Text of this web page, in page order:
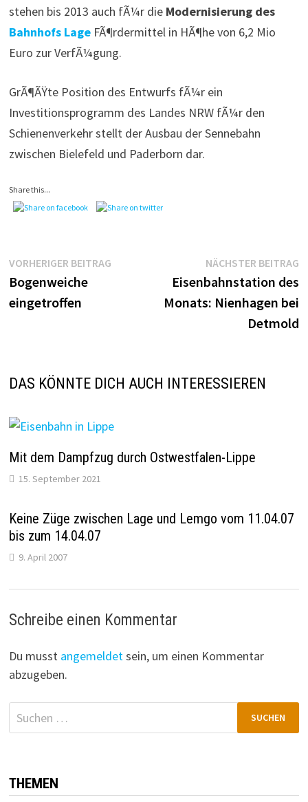
stehen bis 2013 auch fÃ¼r die Modernisierung des
Bahnhofs LageFÃ¶rdermittel in HÃ¶he von 6,2 Mio
Euro zur VerfÃ¼gung.
GrÃ¶ÃŸte Position des Entwurfs fÃ¼r ein
Investitionsprogramm des Landes NRW fÃ¼r den
Schienenverkehr stellt der Ausbau der Sennebahn
zwischen Bielefeld und Paderborn dar.
Share this...
Beitragsnavigation
VORHERIGER BEITRAGVorheriger
Bogenweiche
eingetroffen
NÄCHSTER BEITRAG
Eisenbahnstation des
Monats: Nienhagen bei
Detmold
DAS KÖNNTE DICH AUCH INTERESSIEREN
Mit dem Dampfzug durch Ostwestfalen-Lippe
15. September 2021
Keine Züge zwischen Lage und Lemgo vom 11.04.07
bis zum 14.04.07
9. April 2007
Schreibe einen Kommentar
Du musst angemeldetsein, um einen Kommentar
abzugeben.
Suchen
nach:
THEMEN